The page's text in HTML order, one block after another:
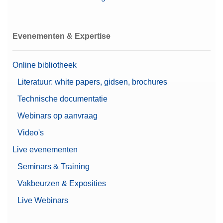
Evenementen & Expertise
Online bibliotheek
Literatuur: white papers, gidsen, brochures
Technische documentatie
Webinars op aanvraag
Video's
Live evenementen
Seminars & Training
Vakbeurzen & Exposities
Live Webinars